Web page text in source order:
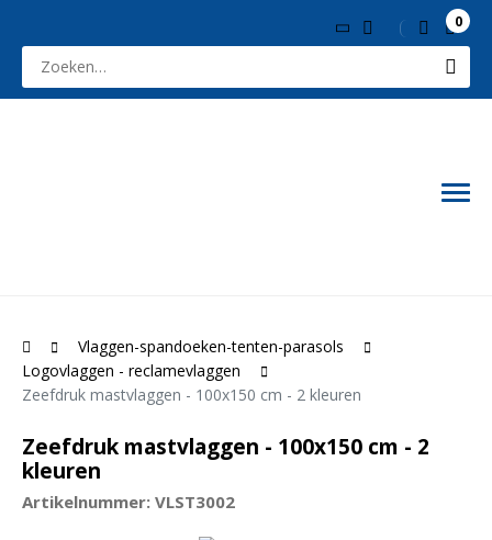
0
Vlaggen-spandoeken-tenten-parasols
Logovlaggen - reclamevlaggen
Zeefdruk mastvlaggen - 100x150 cm - 2 kleuren
Zeefdruk mastvlaggen - 100x150 cm - 2
kleuren
Artikelnummer: VLST3002